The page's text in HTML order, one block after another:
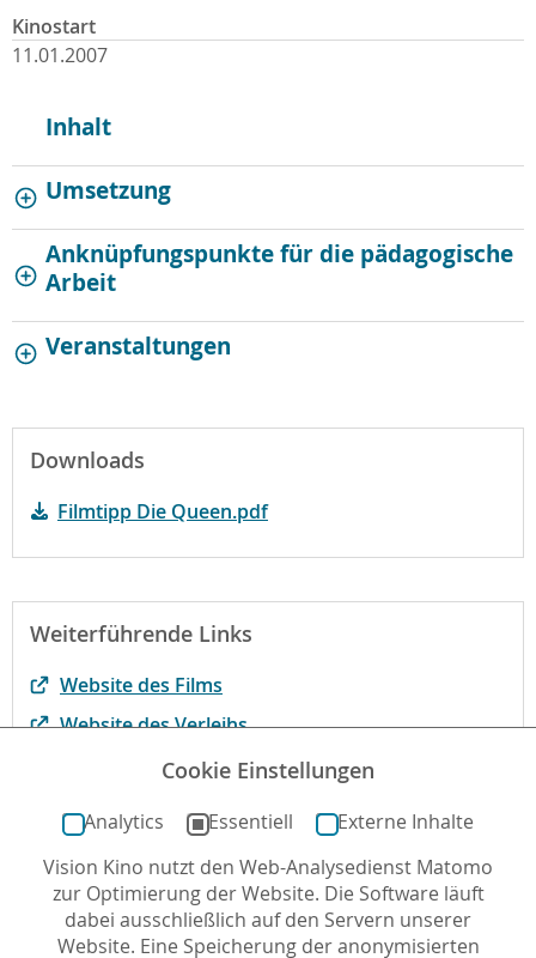
Kinostart
11.01.2007
Inhalt
Umsetzung
Anknüpfungspunkte für die pädagogische
Arbeit
Veranstaltungen
Downloads
Filmtipp Die Queen.pdf
Weiterführende Links
Website des Films
Website des Verleihs
Mehr zum Film bei kinofenster.de
letzte Aktualisierung: 04.10.2016
Cookie Einstellungen
Analytics Essentiell
Externe Inhalte
Vision Kino nutzt den Web-Analysedienst Matomo
zur Optimierung der Website. Die Software läuft
dabei ausschließlich auf den Servern unserer
Website. Eine Speicherung der anonymisierten